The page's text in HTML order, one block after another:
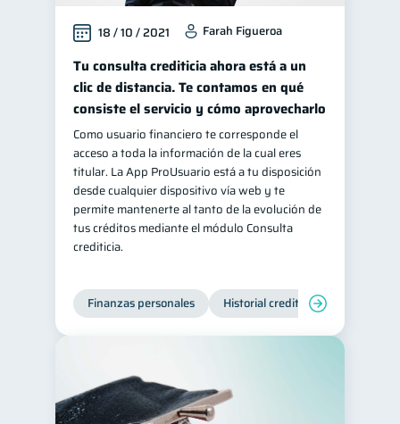
Inclusión financiera 22
Bienestar financiero 22
Seguridad financiera 13
Salud financiera 12
Productos financieros
Organización Financiera 10
Deudas 10
Entidad financiera 8
Préstamos 8 Consejos 6
Historial crediticio 6
Ciberseguridad 5
Derechos & Deberes
Superintendencia de Bancos
18 / 10 / 2021 Farah Figueroa
Tu consulta crediticia ahora está a un
clic de distancia. Te contamos en qué
consiste el servicio y cómo aprovecharlo
Como usuario financiero te corresponde el
acceso a toda la información de la cual eres
titular. La App ProUsuario está a tu disposición
desde cualquier dispositivo vía web y te
permite mantenerte al tanto de la evolución de
tus créditos mediante el módulo Consulta
crediticia.
Finanzas personales Historial crediticio